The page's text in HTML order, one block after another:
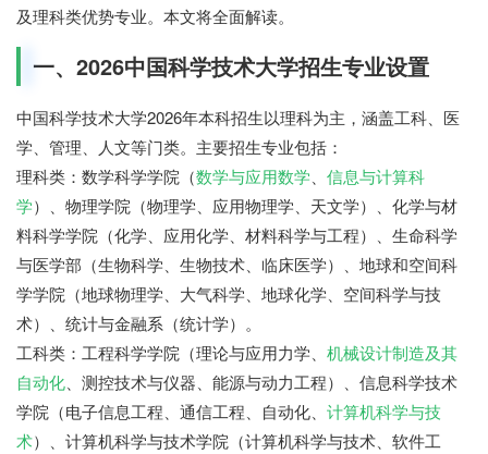
及理科类优势专业。本文将全面解读。
一、2026中国科学技术大学招生专业设置
中国科学技术大学2026年本科招生以理科为主，涵盖工科、医
学、管理、人文等门类。主要招生专业包括：
理科类：数学科学学院（数学与应用数学、 信息与计算科
学）、物理学院（物理学、应用物理学、天文学）、化学与材
料科学学院（化学、应用化学、材料科学与工程）、生命科学
与医学部（生物科学、生物技术、临床医学）、地球和空间科
学学院（地球物理学、大气科学、地球化学、空间科学与技
术）、统计与金融系（统计学）。
工科类：工程科学学院（理论与应用力学、 机械设计制造及其
自动化、测控技术与仪器、能源与动力工程）、信息科学技术
学院（电子信息工程、通信工程、自动化、 计算机科学与技
术）、计算机科学与技术学院（计算机科学与技术、软件工